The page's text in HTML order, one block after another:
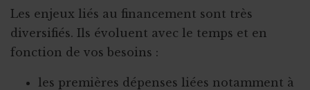
Les enjeux liés au financement sont très
diversifiés. Ils évoluent avec le temps et en
fonction de vos besoins :
les premières dépenses liées notamment à